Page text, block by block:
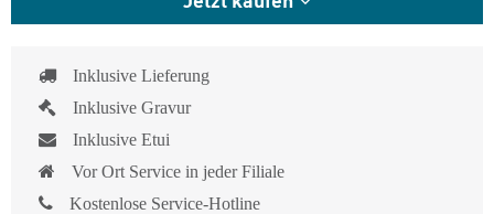
Inklusive Lieferung
Inklusive Gravur
Inklusive Etui
Vor Ort Service in jeder Filiale
Kostenlose Service-Hotline